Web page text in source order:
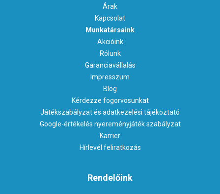
Árak
Kapcsolat
Munkatársaink
Akcióink
Rólunk
Garanciavállalás
Impresszum
Blog
Kérdezze fogorvosunkat
Játékszabályzat és adatkezelési tájékoztató
Google-értékelés nyereményjáték szabályzat
Karrier
Hírlevél feliratkozás
Rendelőink